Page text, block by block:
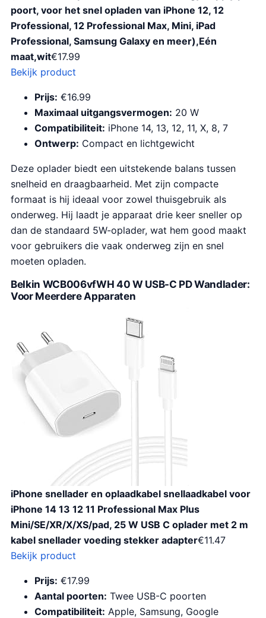
poort, voor het snel opladen van iPhone 12, 12
Professional, 12 Professional Max, Mini, iPad
Professional, Samsung Galaxy en meer),Eén
maat,wit€17.99
Bekijk product
Prijs: €16.99
Maximaal uitgangsvermogen: 20 W
Compatibiliteit: iPhone 14, 13, 12, 11, X, 8, 7
Ontwerp: Compact en lichtgewicht
Deze oplader biedt een uitstekende balans tussen
snelheid en draagbaarheid. Met zijn compacte
formaat is hij ideaal voor zowel thuisgebruik als
onderweg. Hij laadt je apparaat drie keer sneller op
dan de standaard 5W-oplader, wat hem good maakt
voor gebruikers die vaak onderweg zijn en snel
moeten opladen.
Belkin WCB006vfWH 40 W USB-C PD Wandlader:
Voor Meerdere Apparaten
iPhone snellader en oplaadkabel snellaadkabel voor
iPhone 14 13 12 11 Professional Max Plus
Mini/SE/XR/X/XS/pad, 25 W USB C oplader met 2 m
kabel snellader voeding stekker adapter€11.47
Bekijk product
Prijs: €17.99
Aantal poorten: Twee USB-C poorten
Compatibiliteit: Apple, Samsung, Google